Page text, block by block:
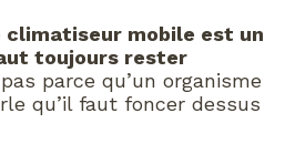
climatiseur mobile est un
toujours rester
parce qu’un organisme
qu’il faut foncer dessus